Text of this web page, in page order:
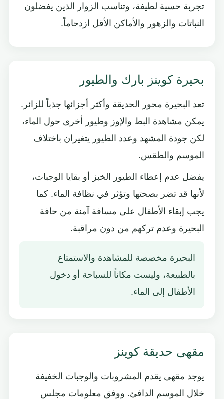
تجربة حسية لطيفة، وتناسب الزوار الذين يفضلون
النباتات والزهور والأماكن الأقل ازدحاماً.
بحيرة كوينز بارك والطيور
تعد البحيرة محور الحديقة وأكثر أجزائها جذباً للزائر.
يمكن مشاهدة البط والإوز وطيور أخرى حول الماء،
لكن جودة المشهد وعدد الطيور يتغيران باختلاف
الموسم والطقس.
يفضل عدم إعطاء الطيور الخبز أو بقايا الوجبات،
لأنها قد تضر بصحتها وتؤثر في نظافة الماء. كما
يجب إبقاء الأطفال على مسافة آمنة من حافة
البحيرة وعدم تركهم من دون مراقبة.
البحيرة مخصصة للمشاهدة والاستمتاع
بالطبيعة، وليست مكاناً للسباحة أو دخول
الأطفال إلى الماء.
مقهى حديقة كوينز
يوجد مقهى يقدم المشروبات والوجبات الخفيفة
خلال الموسم الدافئ. ووفق معلومات مجلس